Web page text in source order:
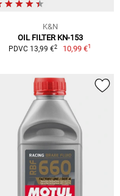
K&N
OIL FILTER KN-153
PDVC 13,99 €2 10,99 €1